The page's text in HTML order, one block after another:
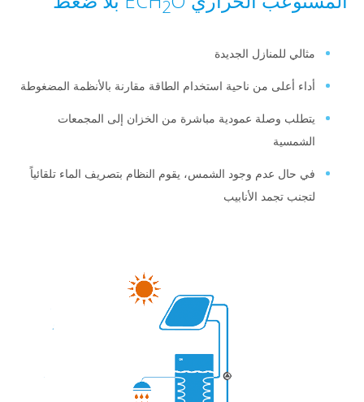
2
للمنازل الجديدة
أعلى من ناحية استخدام الطاقة مقارنة بالأنظمة المضغوطة
وصلة عمودية مباشرة من الخزان إلى المجمعات
حال عدم وجود الشمس، يقوم النظام بتصريف الماء تلقائياً
تجمد الأنابيب